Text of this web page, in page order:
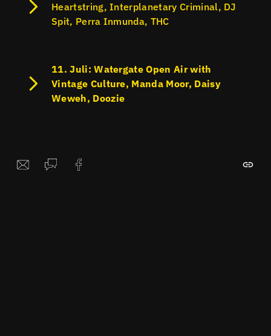
Heartstring, Interplanetary Criminal, DJ
Spit, Perra Inmunda, THC
11. Juli: Watergate Open Air with
Vintage Culture, Manda Moor, Daisy
Weweh, Doozie